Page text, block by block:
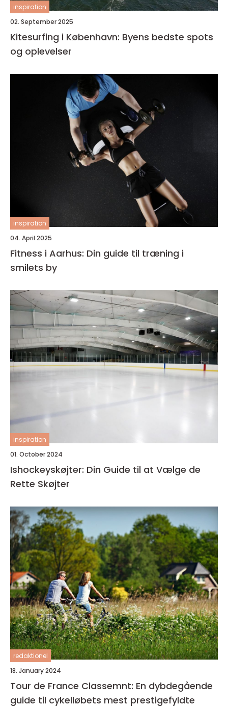
inspiration
02. September 2025
Kitesurfing i København: Byens bedste spots
og oplevelser
inspiration
04. April 2025
Fitness i Aarhus: Din guide til træning i
smilets by
inspiration
01. October 2024
Ishockeyskøjter: Din Guide til at Vælge de
Rette Skøjter
redaktionel
18. January 2024
Tour de France Classemnt: En dybdegående
guide til cykelløbets mest prestigefyldte